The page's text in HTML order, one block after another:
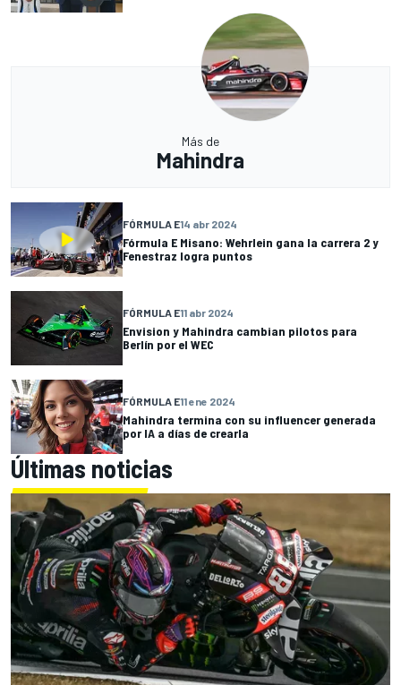
Más de
Mahindra
FÓRMULA E14 abr 2024
Fórmula E Misano: Wehrlein gana la carrera 2 y
Fenestraz logra puntos
FÓRMULA E11 abr 2024
Envision y Mahindra cambian pilotos para
Berlín por el WEC
FÓRMULA E11 ene 2024
Mahindra termina con su influencer generada
por IA a días de crearla
Últimas noticias